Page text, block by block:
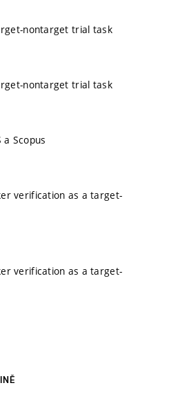
nontarget trial task
nontarget trial task
Scopus
verification as a target-
verification as a target-